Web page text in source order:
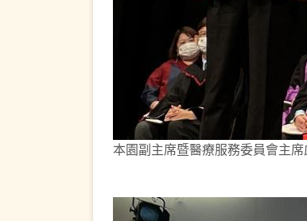
本園副主席暨醫療服務委員會主